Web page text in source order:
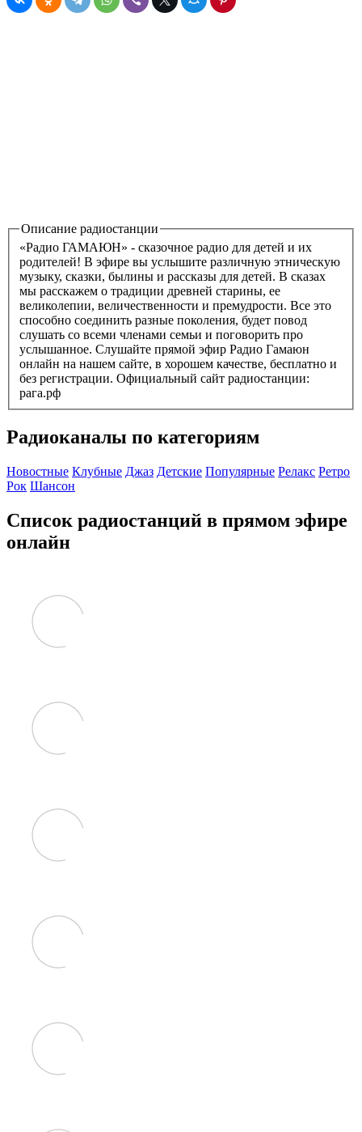
Описание радиостанции
«Радио ГАМАЮН» - сказочное радио для детей и их
родителей! В эфире вы услышите различную этническую
музыку, сказки, былины и рассказы для детей. В сказах
мы расскажем о традиции древней старины, ее
великолепии, величественности и премудрости. Все это
способно соединить разные поколения, будет повод
слушать со всеми членами семьи и поговорить про
услышанное. Слушайте прямой эфир Радио Гамаюн
онлайн на нашем сайте, в хорошем качестве, бесплатно и
без регистрации. Официальный сайт радиостанции:
рага.рф
Радиоканалы по категориям
Новостные Клубные Джаз Детские Популярные Релакс Ретро
Рок Шансон
Список радиостанций в прямом эфире
онлайн